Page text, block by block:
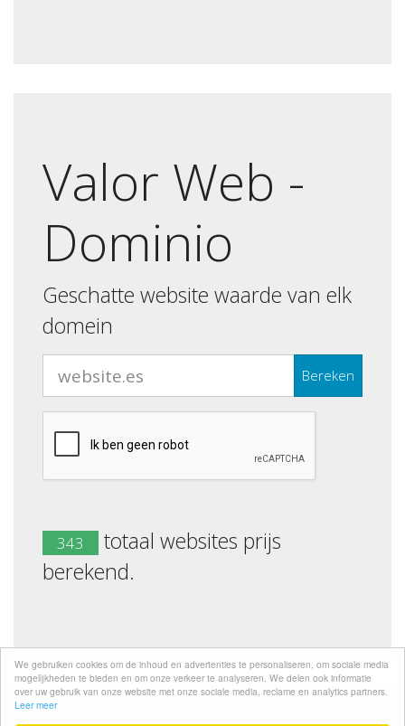
We gebruiken cookies om de inhoud en advertenties te personaliseren, om sociale media
mogelijkheden te bieden en om onze verkeer te analyseren. We delen ook informatie
over uw gebruik van onze website met onze sociale media, reclame en analytics partners.
Leer meer
Valor Web -
Dominio
Geschatte website waarde van elk
domein
Bereken
343
totaal websites prijs
berekend.